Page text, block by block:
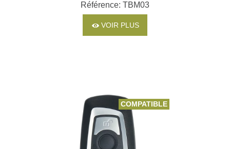
Référence: TBM03
VOIR PLUS
COMPATIBLE